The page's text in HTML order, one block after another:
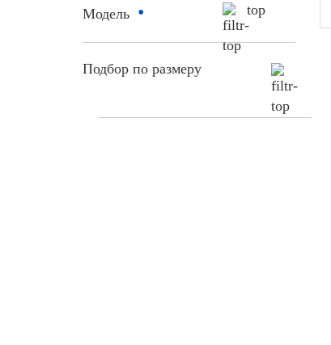
Модель •
Подбор по размеру